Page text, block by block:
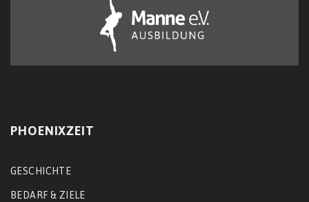
PHOENIXZEIT
GESCHICHTE
BEDARF & ZIELE